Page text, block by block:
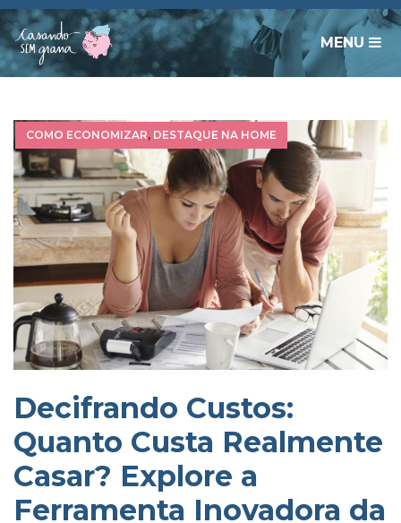
MENU
COMO ECONOMIZAR, DESTAQUE NA HOME
Decifrando Custos:
Quanto Custa Realmente
Casar? Explore a
Ferramenta Inovadora da